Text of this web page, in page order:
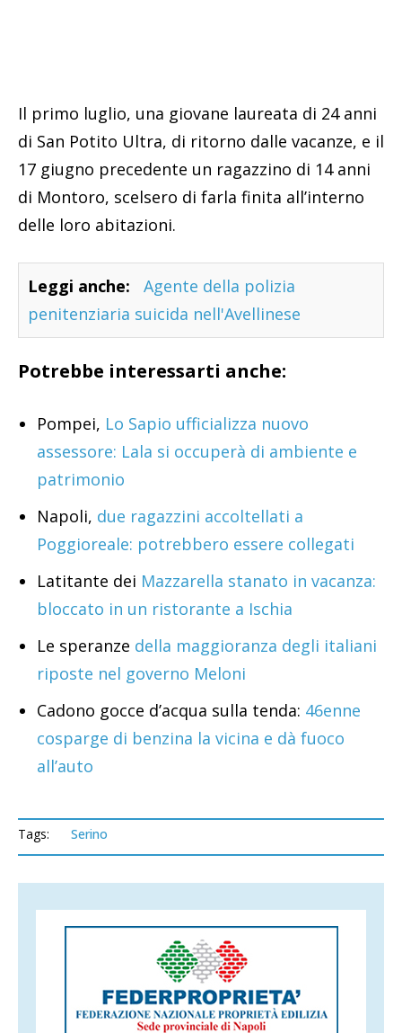
Il primo luglio, una giovane laureata di 24 anni
di San Potito Ultra, di ritorno dalle vacanze, e il
17 giugno precedente un ragazzino di 14 anni
di Montoro, scelsero di farla finita all’interno
delle loro abitazioni.
Leggi anche:
Agente della polizia
penitenziaria suicida nell'Avellinese
Potrebbe interessarti anche:
Pompei, Lo Sapio ufficializza nuovo
assessore: Lala si occuperà di ambiente e
patrimonio
Napoli, due ragazzini accoltellati a
Poggioreale: potrebbero essere collegati
Latitante dei Mazzarella stanato in vacanza:
bloccato in un ristorante a Ischia
Le speranze della maggioranza degli italiani
riposte nel governo Meloni
Cadono gocce d’acqua sulla tenda: 46enne
cosparge di benzina la vicina e dà fuoco
all’auto
Tags: Serino